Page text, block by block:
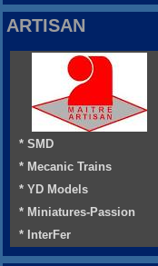
ARTISAN
* SMD
* Mecanic Trains
* YD Models
* Miniatures-Passion
* InterFer